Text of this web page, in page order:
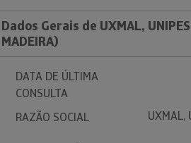
Dados Gerais de UXMAL,
MADEIRA)
DATA DE ÚLTIMA
CONSULTA
RAZÃO SOCIAL
UXMAL,